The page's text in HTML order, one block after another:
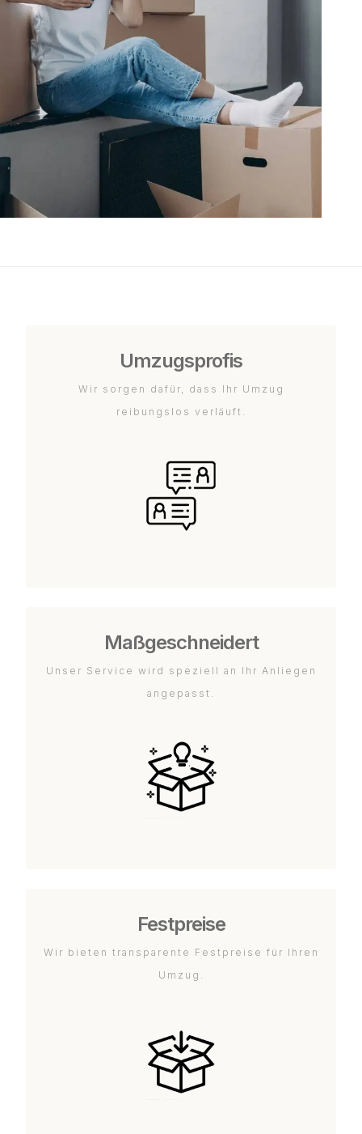
Umzugsprofis
Wir sorgen dafür, dass Ihr Umzug
reibungslos verläuft.
Maßgeschneidert
Unser Service wird speziell an Ihr Anliegen
angepasst.
Festpreise
Wir bieten transparente Festpreise für Ihren
Umzug.